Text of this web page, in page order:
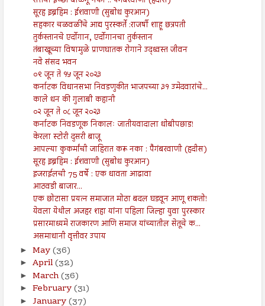
सूरह इब्रहिम : ईशवाणी (सुबोध कुरआन)
सहकार चळवळींचे आद्य पुरस्कर्ते :राजर्षी शाहू छत्रपती
तुर्कस्तानचे एर्दोगान, एर्दोगानचा तुर्कस्तान
तंबाखूच्या विषामुळे प्राणघातक रोगाने उद्ध्वस्त जीवन
नवे संसद भवन
०९ जून ते १५ जून २०२३
कर्नाटक विधानसभा निवडणुकीत भाजपच्या ३१ उमेदवारांचे...
काले धन की गुलाबी कहानी
०२ जून ते ०८ जून २०२३
कर्नाटक निवडणूक निकालः जातीयवादाला धोबीपछाड!
केरला स्टोरी दुसरी बाजू
आपल्या कुकर्मांची जाहिरात करू नका : पैगंबरवाणी (हदीस)
सूरह इब्रहिम : ईशवाणी (सुबोध कुरआन)
इजराईलची 75 वर्षे : एक धावता आढावा
आठवडी बाजार...
एक छोटासा प्रयत्न समाजात मोठा बदल घडवून आणू शकतो!
येवला येथील अजहर शहा यांना पहिला जिल्हा युवा पुरस्कार
प्रसारमाध्यमे राजकारण आणि समाज यांच्यातील सेतूचे क...
असमाधानी वृत्तीवर उपाय
► May(36)
► April(32)
► March(36)
► February(31)
► January(37)